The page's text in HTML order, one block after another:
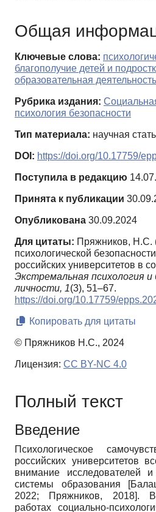
Общая
Ключевые слова:
благополучие детей и
образовательная деятельность
Рубрика издания:
психология безопасности
Тип материала: научная
DOI: https://doi.org/10.17759/
Поступила в редакцию
Принята к публикации
Опубликована 30.09.2024
Для цитаты: Пряжников, Н.С.
психологической
российских университетов в
Экстремальная психология и
личности, 1(3), 51–67.
https://doi.org/10.17759/
Копировать для цитаты
© Пряжников Н.С., 2024
Лицензия: CC BY-NC 4.0
Полный текст
Введение
Психологическое
российских университетов
внимание исследователей
системы образования
[
2022; Пряжников, 2018].
работах социально-